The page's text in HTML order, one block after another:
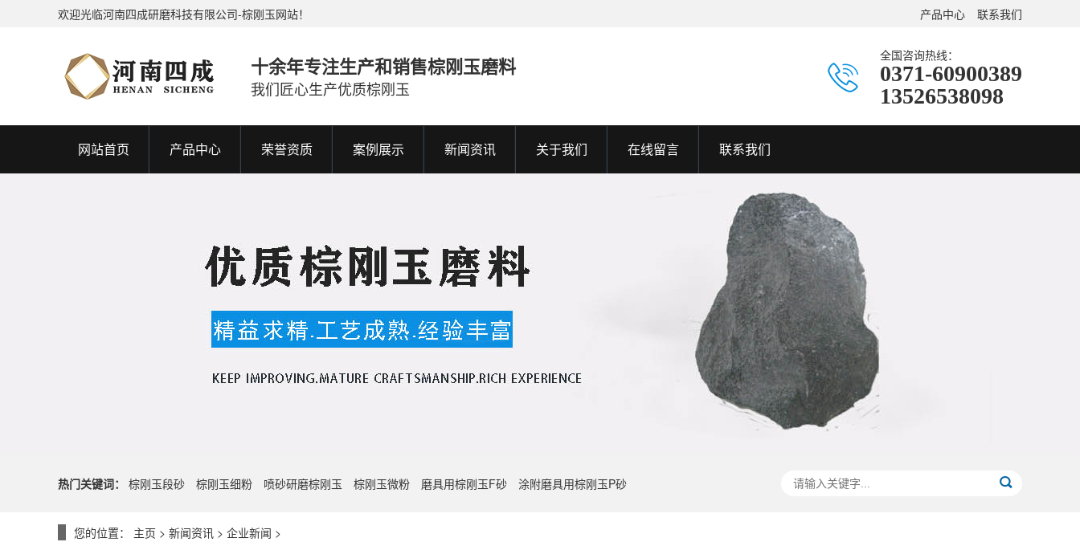
产品中心 联系我们
欢迎光临河南四成研磨科技有限公司-棕刚玉网站！
十余年专注生产和销售棕刚玉磨料
我们匠心生产优质棕刚玉
全国咨询热线：
0371-60900389
13526538098
网站首页 产品中心 荣誉资质 案例展示 新闻资讯 关于我们 在线留言 联系我们
热门关键词： 棕刚玉段砂 棕刚玉细粉 喷砂研磨棕刚玉 棕刚玉微粉 磨具用棕刚玉F砂 涂附磨具用棕刚玉P砂
您的位置： 主页 > 新闻资讯 > 企业新闻 >